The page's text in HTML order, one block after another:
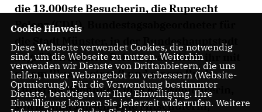
die 13.000ste Besucherin, die Ruprecht
Polenz (CDU), Bundestagsabgeordneter für
die Stadt Münster, in der Bundeshauptstadt
begrüßen konnte. Polenz gratulierte ihr mit
einem Blumenstrauß und einem Buch.
Christina Wienhues, ihre Klassenlehrerin,
sowie Nina Jansen, eine Mitschülerin,
Cookie Hinweis
Diese Webseite verwendet Cookies, die notwendig
sind, um die Webseite zu nutzen. Weiterhin
verwenden wir Dienste von Drittanbietern, die uns
helfen, unser Webangebot zu verbessern (Website-
Optmierung). Für die Verwendung bestimmter
Dienste, benötigen wir Ihre Einwilligung. Ihre
Einwilligung können Sie jederzeit widerrufen. Weitere